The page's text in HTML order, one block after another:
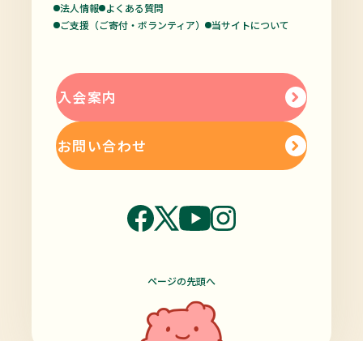
法人情報 よくある質問
ご支援（ご寄付・ボランティア）
当サイトについて
入会案内
お問い合わせ
ページの先頭へ